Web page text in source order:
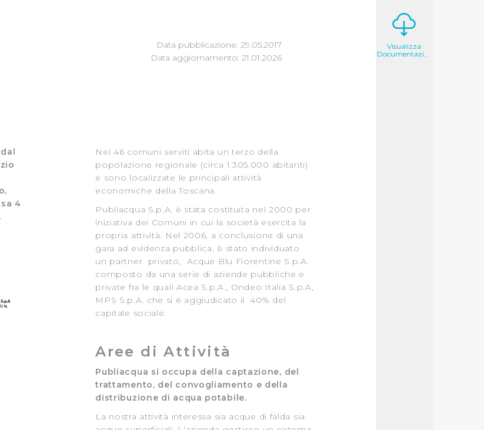
Data pubblicazione: 29.05.2017
Data aggiornamento: 21.01.2026
4
Nei 46 comuni serviti abita un terzo della
popolazione regionale (circa 1.305.000 abitanti)
e sono localizzate le principali attività
economiche della Toscana.
Publiacqua S.p.A. è stata costituita nel 2000 per
iniziativa dei Comuni in cui la società esercita la
propria attività. Nel 2006, a conclusione di una
gara ad evidenza pubblica, è stato individuato
un partner privato, Acque Blu Fiorentine S.p.A.
composto da una serie di aziende pubbliche e
private fra le quali Acea S.p.A., Ondeo Italia S.p.A,
MPS S.p.A. che si è aggiudicato il 40% del
capitale sociale.
Aree di Attività
Publiacqua si occupa della captazione, del
trattamento, del convogliamento e della
distribuzione di acqua potabile.
La nostra attività interessa sia acque di falda sia
Visualizza
Documentazione